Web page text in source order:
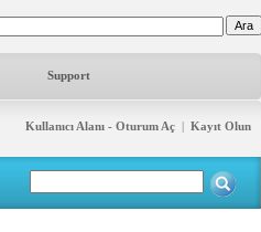
Support
Kullanıcı Alanı - Oturum Aç | Kayıt Olun